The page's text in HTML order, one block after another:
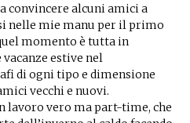
convincere alcuni amici a
nelle mie manu per il primo
momento è tutta in
estive nel
di ogni tipo e dimensione
vecchi e nuovi.
lavoro vero ma part-time, che